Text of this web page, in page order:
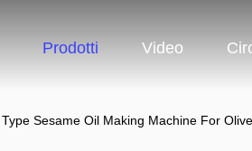
Prodotti Video
Sesame Oil Making Machine For